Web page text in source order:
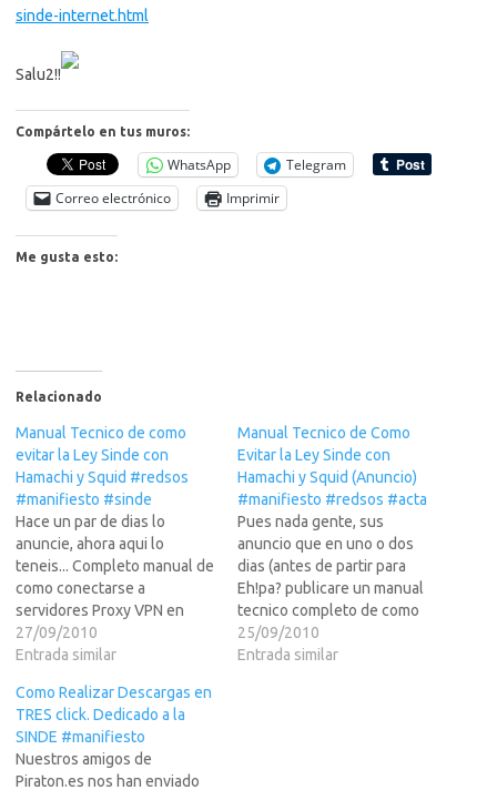
sinde-internet.html
Salu2!!
Compártelo en tus muros:
WhatsApp
Telegram
Correo electrónico
Imprimir
Me gusta esto:
Relacionado
Manual Tecnico de como
evitar la Ley Sinde con
Hamachi y Squid #redsos
#manifiesto #sinde
Hace un par de dias lo
anuncie, ahora aqui lo
teneis... Completo manual de
como conectarse a
servidores Proxy VPN en
USA paso por paso usando
Hamachi y Squid. La solucion
Windows, pero si me lo pedis
mucho, mucho, mucho, igual
tambien la hago para
Ubuntu...…
27/09/2010
Entrada similar
Manual Tecnico de Como
Evitar la Ley Sinde con
Hamachi y Squid (Anuncio)
#manifiesto #redsos #acta
Pues nada gente, sus
anuncio que en uno o dos
dias (antes de partir para
Eh!pa? publicare un manual
tecnico completo de como
saltarse la Ley Sinde y
demas mamarrachadas de
25/09/2010
Entrada similar
Como Realizar Descargas en
TRES click. Dedicado a la
SINDE #manifiesto
Nuestros amigos de
Piraton.es nos han enviado